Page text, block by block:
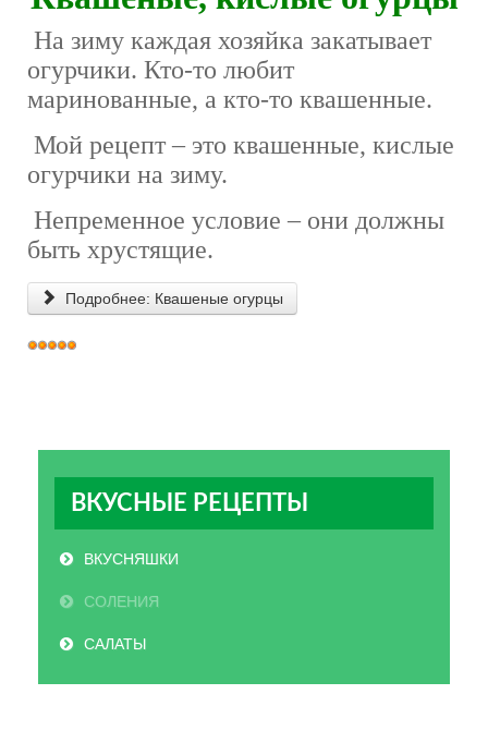
На зиму каждая хозяйка закатывает
огурчики. Кто-то любит
маринованные, а кто-то квашенные.
Мой рецепт – это квашенные, кислые
огурчики на зиму.
Непременное условие – они должны
быть хрустящие.
Подробнее: Квашеные огурцы
Рейтинг:
ВКУСНЫЕ РЕЦЕПТЫ
ВКУСНЯШКИ
СОЛЕНИЯ
САЛАТЫ